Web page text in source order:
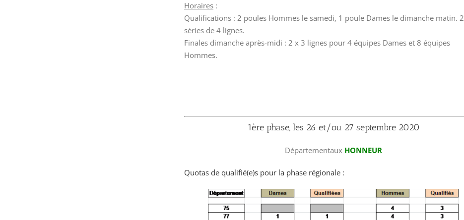
Horaires :
Qualifications : 2 poules Hommes le samedi, 1 poule Dames le dimanche matin. 2
séries de 4 lignes.
Finales dimanche après-midi : 2 x 3 lignes pour 4 équipes Dames et 8 équipes
Hommes.
1ère phase, les 26 et/ou 27 septembre 2020
Départementaux HONNEUR
Quotas de qualifié(e)s pour la phase régionale :